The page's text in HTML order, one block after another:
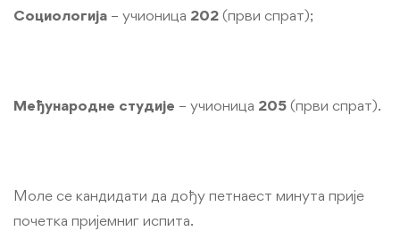
Социологија – учионица 202 (први спрат);
Међународне студије – учионица 205 (први спрат).
Моле се кандидати да дођу петнаест минута прије
почетка пријемниг испита.